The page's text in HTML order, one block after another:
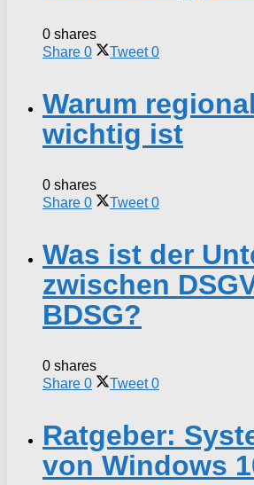
0 shares
Share 0 Tweet 0
Warum
wichtig ist
0 shares
Share 0 Tweet 0
Was ist der
zwischen
BDSG?
0 shares
Share 0 Tweet 0
Ratgeber:
von Windows